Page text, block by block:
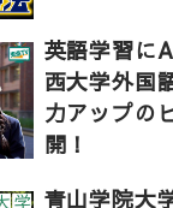
高校生活を過ご
に合格できて本
英語学習に
西大学外国
力アップの
開！
青山学院大